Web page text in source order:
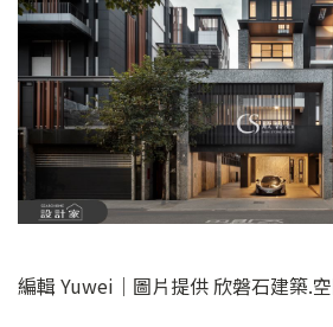
編輯 Yuwei｜圖片提供 欣磐石建築.